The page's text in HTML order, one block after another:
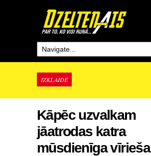
IZKLAIDE
Kāpēc uzvalkam
jāatrodas katra
mūsdienīga vīrieša